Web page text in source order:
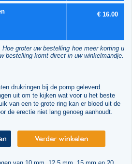
€ 16.00
groter uw bestelling hoe meer korting u
bestelling komt direct in uw winkelmandje.
drukringen bij de pomp geleverd.
uit om te kijken wat voor u het beste
van een te grote ring kan er bloed uit de
de erectie niet lang genoeg aanhoudt.